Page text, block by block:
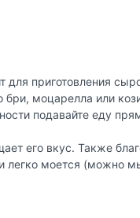
приготовления
моцарелла или
подавайте еду
его вкус. Также
легко моется (можно